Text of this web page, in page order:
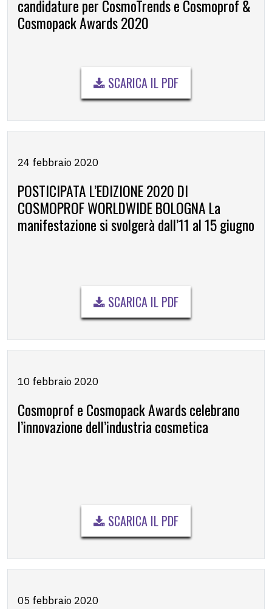
candidature per CosmoTrends e Cosmoprof &
Cosmopack Awards 2020
SCARICA IL PDF
24 febbraio 2020
POSTICIPATA L’EDIZIONE 2020 DI
COSMOPROF WORLDWIDE BOLOGNA La
manifestazione si svolgerà dall’11 al 15 giugno
SCARICA IL PDF
10 febbraio 2020
Cosmoprof e Cosmopack Awards celebrano
l’innovazione dell’industria cosmetica
SCARICA IL PDF
05 febbraio 2020